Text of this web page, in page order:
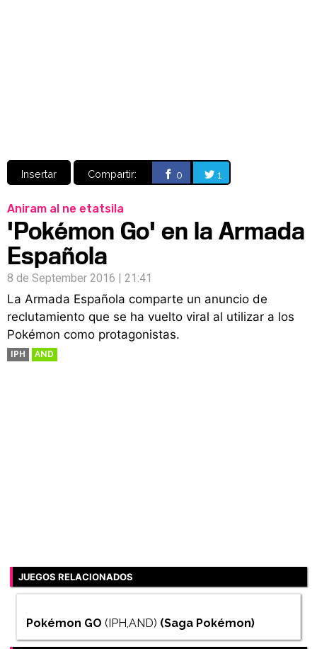
Insertar Compartir: 0 1
Aniram al ne etatsila
'Pokémon Go' en la Armada
Española
8 de September 2016 | 21:41
La Armada Española comparte un anuncio de
reclutamiento que se ha vuelto viral al utilizar a los
Pokémon como protagonistas.
IPH AND
JUEGOS RELACIONADOS
Pokémon GO (IPH,AND) (Saga Pokémon)